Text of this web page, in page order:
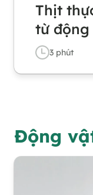
Thịt
từ động
3 phút
Động